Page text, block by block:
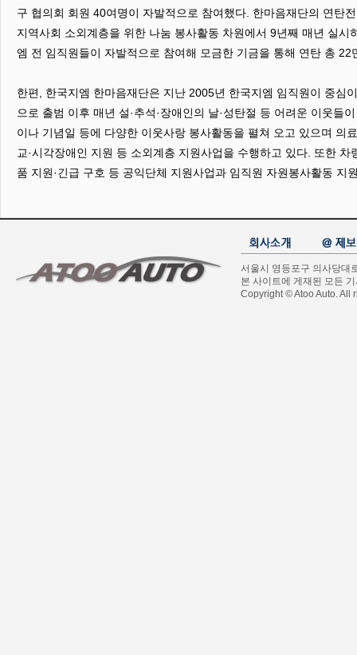
구 협의회 회원 40여명이 자발적으로 참여했다. 한마음재단의 연탄
지역사회 소외계층을 위한 나눔 봉사활동 차원에서 9년째 매년 실시
엠 전 임직원들이 자발적으로 참여해 모금한 기금을 통해 연탄 총 22
한편, 한국지엠 한마음재단은 지난 2005년 한국지엠 임직원이 중심
으로 출범 이후 매년 설·추석·장애인의 날·성탄절 등 어려운 이웃들
이나 기념일 등에 다양한 이웃사랑 봉사활동을 펼쳐 오고 있으며 의
교·시각장애인 지원 등 소외계층 지원사업을 수행하고 있다. 또한 차
품 지원·긴급 구호 등 공익단체 지원사업과 임직원 자원봉사활동 지
서울시 영등포구 의사당대
본 사이트에 게재된 모든
Copyright © Atoo Auto. All